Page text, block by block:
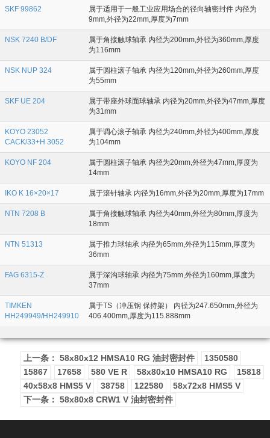
SKF 99862
属于适用于一般工业应用场合的径向轴密封件 内径为
9mm,外径为22mm,厚度为7mm
NSK 7240 B/DF
属于角接触球轴承 内径为200mm,外径为360mm,厚度
为116mm
NSK NUP 324
属于圆柱滚子轴承 内径为120mm,外径为260mm,厚度
为55mm
SKF UE 204
属于带座外球面球轴承 内径为20mm,外径为47mm,厚度
为31mm
KOYO 23052
CACK/33+H 3052
属于调心滚子轴承 内径为240mm,外径为400mm,厚度
为104mm
KOYO NF 204
属于圆柱滚子轴承 内径为20mm,外径为47mm,厚度为
14mm
IKO K 16×20×17 属于滚针轴承 内径为16mm,外径为20mm,厚度为17mm
NTN 7208 B
属于角接触球轴承 内径为40mm,外径为80mm,厚度为
18mm
NTN 51313
属于推力球轴承 内径为65mm,外径为115mm,厚度为
36mm
FAG 6315-Z
属于深沟球轴承 内径为75mm,外径为160mm,厚度为
37mm
TIMKEN
HH249949/HH249910
属于TS（冲压钢 保持架） 内径为247.650mm,外径为
406.400mm,厚度为115.888mm
上一条： 58x80x12 HMSA10 RG 油封密封件
1350580
15867
17658 580 VE R 58x80x10 HMSA10 RG
15818
40x58x8 HMS5 V
38758 122580
58x72x8 HMS5 V
下一条： 58x80x8 CRW1 V 油封密封件